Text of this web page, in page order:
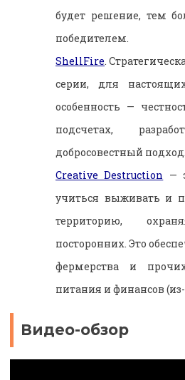
будет решение, тем
победителем.
ShellFire.
серии, для
особенность —
подсчетах,
добросовестный подход.
Creative Destruction —
учиться выживать и
территорию,
посторонних. Это
фермерства и
питания и финансов
Видео-обзор